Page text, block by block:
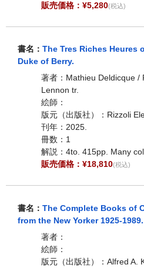
販売価格：¥5,280(税込)
書名： The Tres Riches Heures
Duke of Berry.
著者：Mathieu Deldicque /
Lennon tr.
絵師：
版元（出版社）：Rizzoli
刊年：2025.
冊数：1
解説：4to. 415pp. Many
販売価格：¥18,810(税込)
書名： The Complete Books of
from the New Yorker 1925-1989.
著者：
絵師：
版元（出版社）：Alfred A.